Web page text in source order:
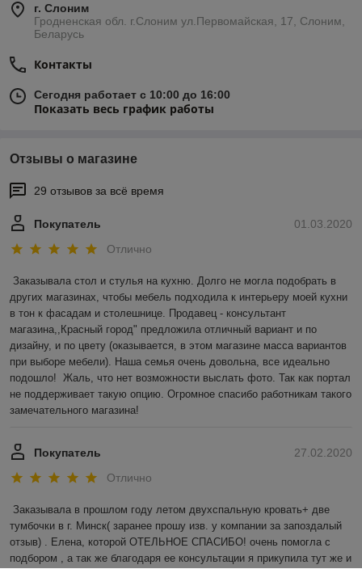
г. Слоним
Гродненская обл. г.Слоним ул.Первомайская, 17, Слоним,
Беларусь
Контакты
Сегодня работает с 10:00 до 16:00
Показать весь график работы
Отзывы о магазине
29 отзывов за всё время
01.03.2020
Покупатель
Отлично
Заказывала стол и стулья на кухню. Долго не могла подобрать в
других магазинах, чтобы мебель подходила к интерьеру моей кухни
в тон к фасадам и столешнице. Продавец - консультант
магазина,,Красный город" предложила отличный вариант и по
дизайну, и по цвету (оказывается, в этом магазине масса вариантов
при выборе мебели). Наша семья очень довольна, все идеально
подошло!  Жаль, что нет возможности выслать фото. Так как портал
не поддерживает такую опцию. Огромное спасибо работникам такого
замечательного магазина!
27.02.2020
Покупатель
Отлично
Заказывала в прошлом году летом двухспальную кровать+ две
тумбочки в г. Минск( заранее прошу изв. у компании за запоздалый
отзыв) . Елена, которой ОТЕЛЬНОЕ СПАСИБО! очень помогла с
подбором , а так же благодаря ее консультации я прикупила тут же и